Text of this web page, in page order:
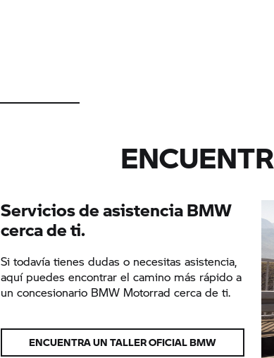
Servicios de asistencia BMW
cerca de ti.
Si todavía tienes dudas o necesitas asistencia,
aquí puedes encontrar el camino más rápido a
un concesionario BMW Motorrad cerca de ti.
ENCUENTRA UN TALLER OFICIAL BMW